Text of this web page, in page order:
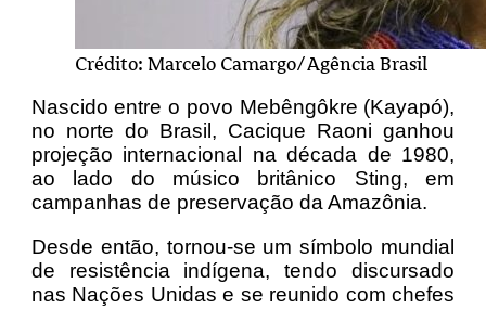
Crédito: Marcelo Camargo/Agência Brasil
Nascido entre o povo Mebêngôkre (Kayapó),
no norte do Brasil, Cacique Raoni ganhou
projeção internacional na década de 1980,
ao lado do músico britânico Sting, em
campanhas de preservação da Amazônia.
Desde então, tornou-se um símbolo mundial
de resistência indígena, tendo discursado
nas Nações Unidas e se reunido com chefes